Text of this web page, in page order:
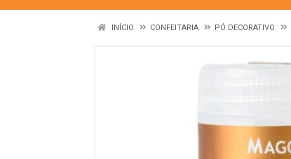
INÍCIO CONFEITARIA PÓ DECORATIVO